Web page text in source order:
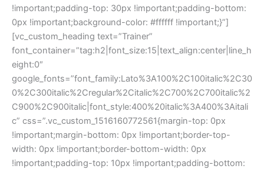
!important;padding-top: 30px !important;padding-bottom:
0px !important;background-color: #ffffff !important;}”]
[vc_custom_heading text=”Trainer”
font_container=”tag:h2|font_size:15|text_align:center|line_h
eight:0″
google_fonts=”font_family:Lato%3A100%2C100italic%2C30
0%2C300italic%2Cregular%2Citalic%2C700%2C700italic%2
C900%2C900italic|font_style:400%20italic%3A400%3Aitali
c” css=”.vc_custom_1516160772561{margin-top: 0px
!important;margin-bottom: 0px !important;border-top-
width: 0px !important;border-bottom-width: 0px
!important;padding-top: 10px !important;padding-bottom: